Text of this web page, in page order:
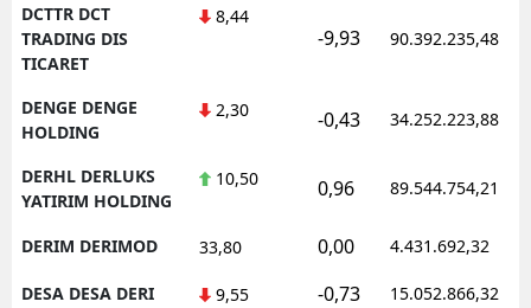
DCTTR DCT
TRADING DIS
TICARET
8,44
-9,93 90.392.235,48
DENGE DENGE
HOLDING
2,30 -0,43 34.252.223,88
DERHL DERLUKS
YATIRIM HOLDING
10,50 0,96 89.544.754,21
DERIM DERIMOD 33,80 0,00 4.431.692,32
DESA DESA DERI 9,55 -0,73 15.052.866,32